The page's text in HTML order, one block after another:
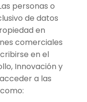
personas o
de datos
en
comerciales
en el
Innovación y
a las